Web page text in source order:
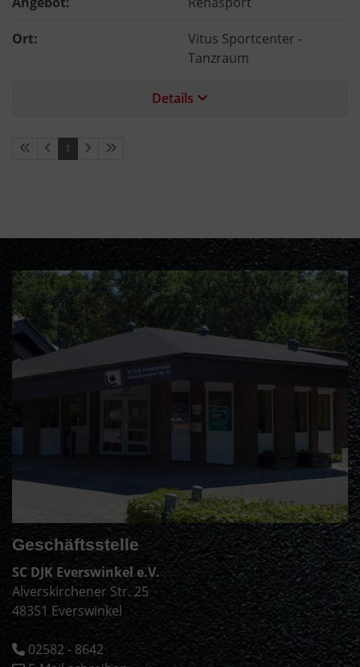
Ort:
Vitus Sportcenter -
Tanzraum
Details
1
Geschäftsstelle
SC DJK Everswinkel e.V.
Alverskirchener Str. 25
48351 Everswinkel
02582 - 8642